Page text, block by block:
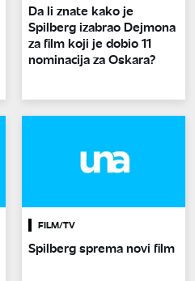
Da li znate kako je
Spilberg izabrao Dejmona
za film koji je dobio 11
nominacija za Oskara?
FILM/TV
Spilberg sprema novi film